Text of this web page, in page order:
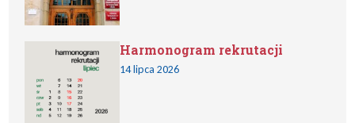
Harmonogram rekrutacji
14 lipca 2026